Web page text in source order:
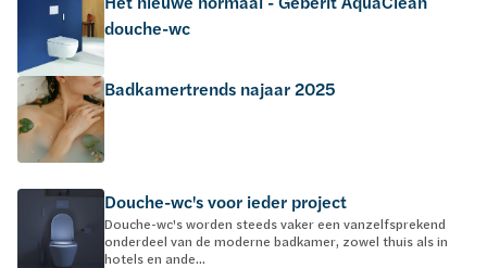
douche-wc
Badkamertrends najaar 2025
Douche-wc's voor ieder project
Douche-wc's worden steeds vaker een vanzelfsprekend
onderdeel van de moderne badkamer, zowel thuis als in
hotels en ande...